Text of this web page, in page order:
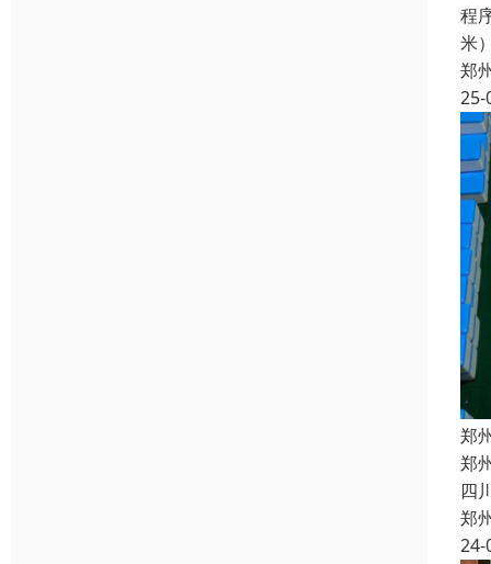
程
米
郑
25-
郑
郑
四
郑
24-